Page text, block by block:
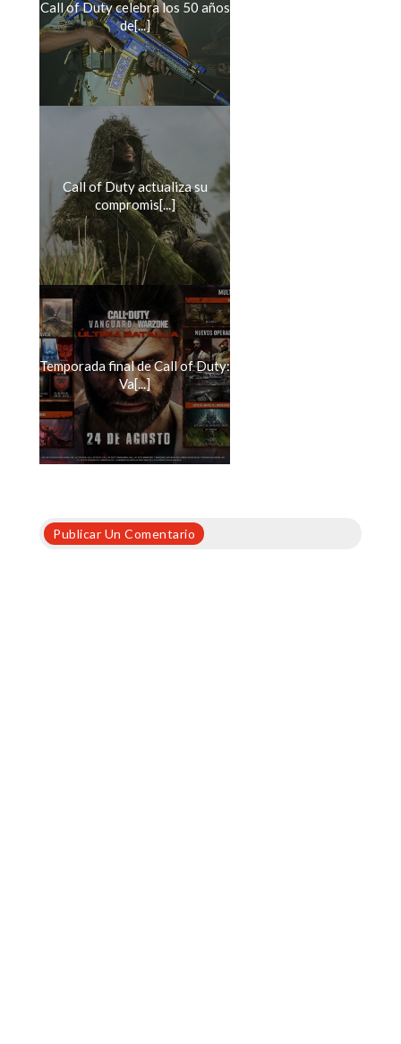
Call of Duty celebra los 50 años
de[...]
Call of Duty actualiza su
compromis[...]
Temporada final de Call of Duty:
Va[...]
Publicar Un Comentario